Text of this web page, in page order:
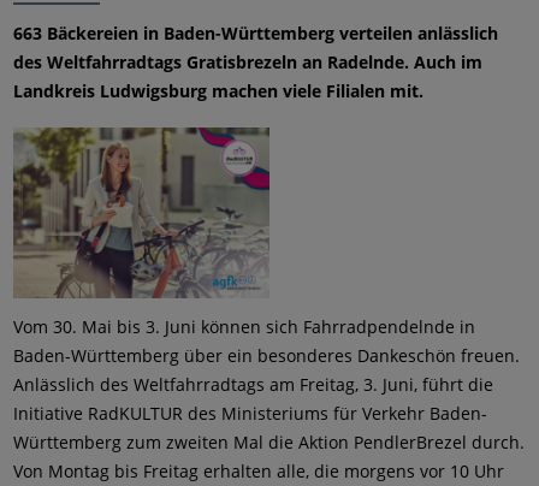
663 Bäckereien in Baden-Württemberg verteilen anlässlich
des Weltfahrradtags Gratisbrezeln an Radelnde. Auch im
Landkreis Ludwigsburg machen viele Filialen mit.
Vom 30. Mai bis 3. Juni können sich Fahrradpendelnde in
Baden-Württemberg über ein besonderes Dankeschön freuen.
Anlässlich des Weltfahrradtags am Freitag, 3. Juni, führt die
Initiative RadKULTUR des Ministeriums für Verkehr Baden-
Württemberg zum zweiten Mal die Aktion PendlerBrezel durch.
Von Montag bis Freitag erhalten alle, die morgens vor 10 Uhr